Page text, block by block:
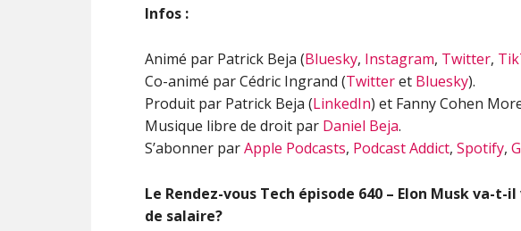
Infos :
Animé par Patrick Beja (Bluesky, Instagram, Twitter,
Co-animé par Cédric Ingrand (Twitteret Bluesky).
Produit par Patrick Beja (LinkedIn) et Fanny Cohen
Musique libre de droit par Daniel Beja.
S’abonner parApple Podcasts, Podcast Addict, Spotify,
Le Rendez-vous Tech épisode 640 – Elon Musk va-t-
de salaire?